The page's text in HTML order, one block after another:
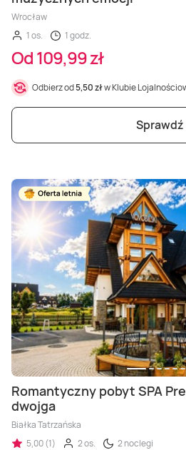
Wrocław
1 os.
1 godz.
Od 109,99 zł
Odbierz od5,50 złw Klubie
Sprawdź
Romantyczny pobyt SPA
dwojga
Białka Tatrzańska
5,00 (1)
2 os. 2 noclegi